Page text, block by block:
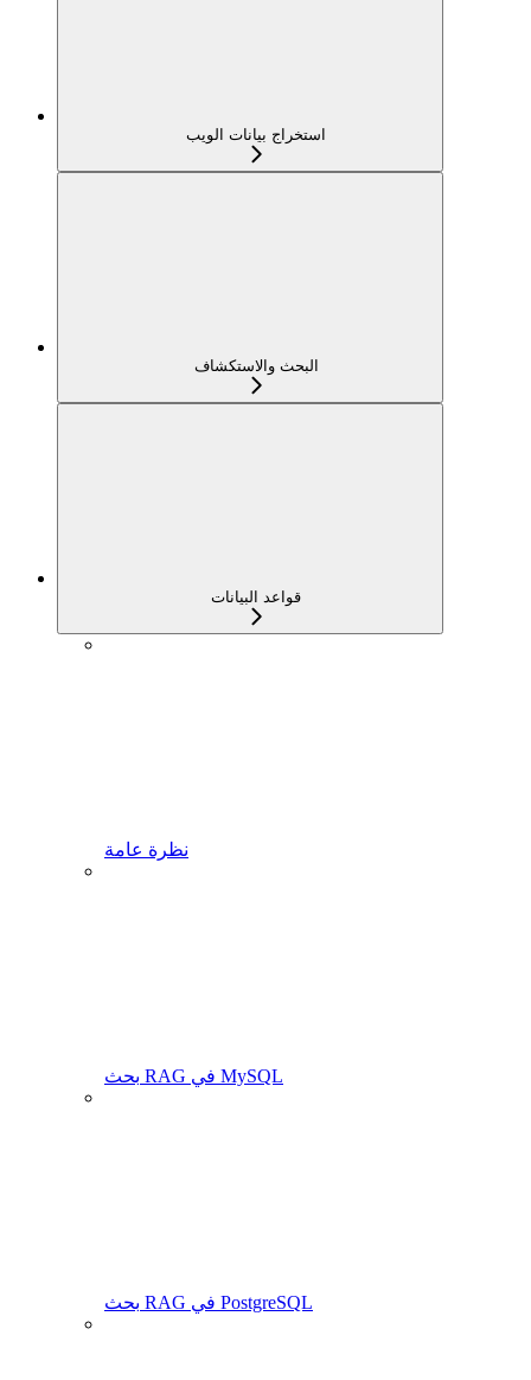
استخراج بيانات الويب
البحث والاستكشاف
قواعد البيانات
نظرة عامة
بحث RAG في MySQL
بحث RAG في PostgreSQL